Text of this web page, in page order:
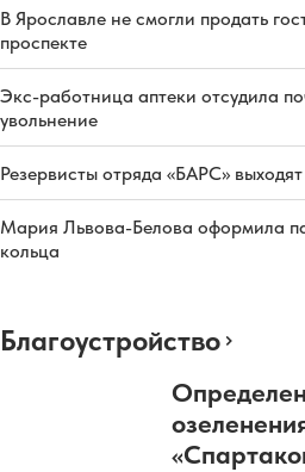
В Ярославле не смогли продать
проспекте
Экс-работница аптеки отсудила
увольнение
Резервисты отряда «БАРС»
Мария Львова-Белова оформила
кольца
Благоустройство